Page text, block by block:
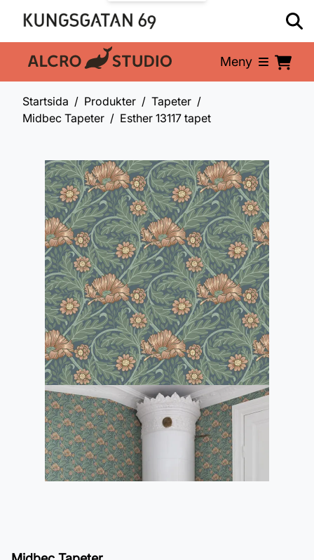
En del av: Meny
Startsida Produkter
Tapeter
Midbec Tapeter
Esther 13117 tapet